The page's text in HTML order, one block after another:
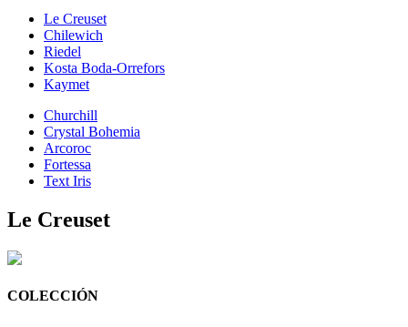
Le Creuset
Chilewich
Riedel
Kosta Boda-Orrefors
Kaymet
Churchill
Crystal Bohemia
Arcoroc
Fortessa
Text Iris
Le Creuset
COLECCIÓN